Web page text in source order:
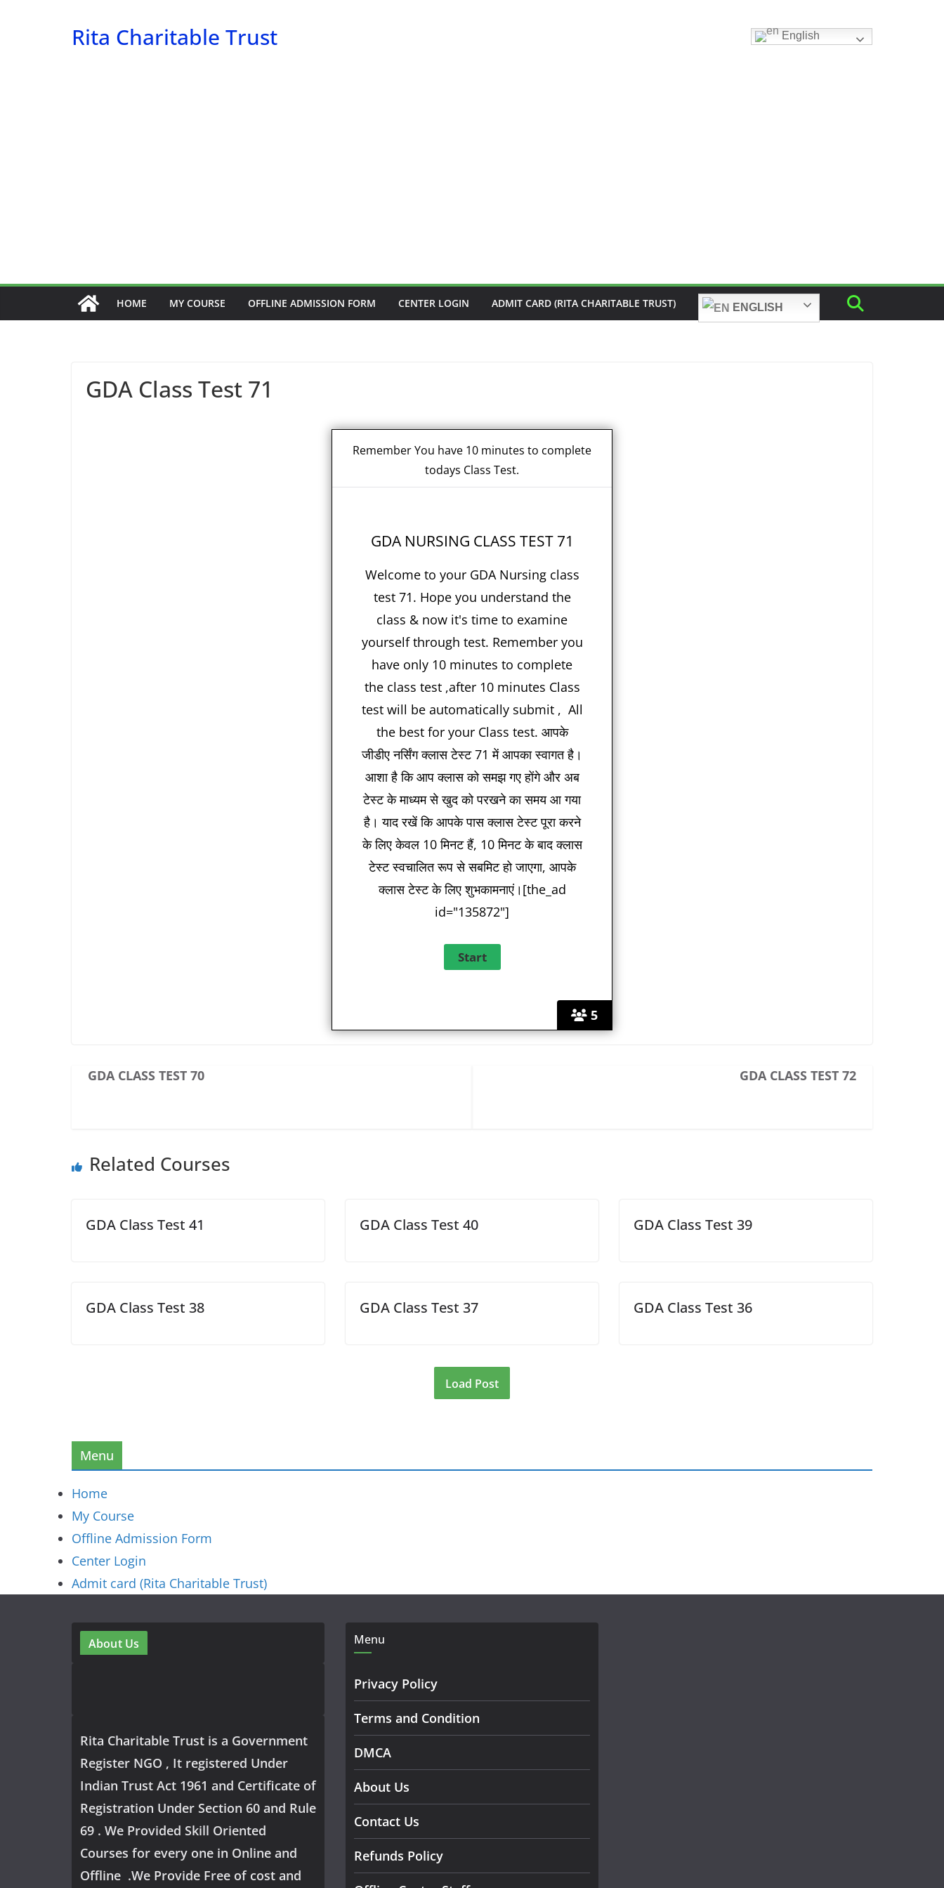
Rita Charitable Trust English
HOME MY COURSE OFFLINE ADMISSION FORM CENTER LOGIN ADMIT CARD (RITA CHARITABLE TRUST) ENGLISH
GDA Class Test 71
5
Remember You have 10 minutes to complete
todays Class Test.
GDA NURSING CLASS TEST 71
Welcome to your GDA Nursing class
test 71. Hope you understand the
class & now it's time to examine
yourself through test. Remember you
have only 10 minutes to complete
the class test ,after 10 minutes Class
test will be automatically submit , All
the best for your Class test. आपके
जीडीए नर्सिंग क्लास टेस्ट 71 में आपका स्वागत है।
आशा है कि आप क्लास को समझ गए होंगे और अब
टेस्ट के माध्यम से खुद को परखने का समय आ गया
है। याद रखें कि आपके पास क्लास टेस्ट पूरा करने
के लिए केवल 10 मिनट हैं, 10 मिनट के बाद क्लास
टेस्ट स्वचालित रूप से सबमिट हो जाएगा, आपके
क्लास टेस्ट के लिए शुभकामनाएं।[the_ad
id="135872"]
GDA CLASS TEST 70 GDA CLASS TEST 72
Related Courses
GDA Class Test 41 GDA Class Test 40 GDA Class Test 39
GDA Class Test 38 GDA Class Test 37 GDA Class Test 36
Load Post
Menu
Home
My Course
Offline Admission Form
Center Login
Admit card (Rita Charitable Trust)
About Us
Rita Charitable Trust is a Government
Register NGO , It registered Under
Indian Trust Act 1961 and Certificate of
Registration Under Section 60 and Rule
69 . We Provided Skill Oriented
Courses for every one in Online and
Offline .We Provide Free of cost and
Menu
Privacy Policy
Terms and Condition
DMCA
About Us
Contact Us
Refunds Policy